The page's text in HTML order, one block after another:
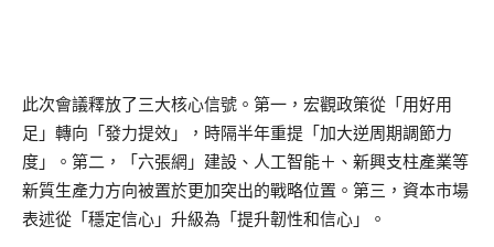
此次會議釋放了三大核心信號。第一，宏觀政策從「用好用
足」轉向「發力提效」，時隔半年重提「加大逆周期調節力
度」。第二，「六張網」建設、人工智能＋、新興支柱產業等
新質生產力方向被置於更加突出的戰略位置。第三，資本市場
表述從「穩定信心」升級為「提升韌性和信心」。